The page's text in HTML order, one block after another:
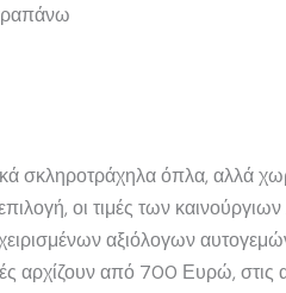
σκληροτράχηλα όπλα, αλλά
οι τιμές των
αξιόλογων
αρχίζουν από 700 Ευρώ,